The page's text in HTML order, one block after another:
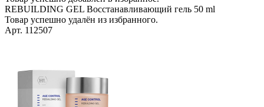
REBUILDING GEL Bосстанавливающий гель 50 ml
Товар успешно удалён из избранного.
Арт. 112507